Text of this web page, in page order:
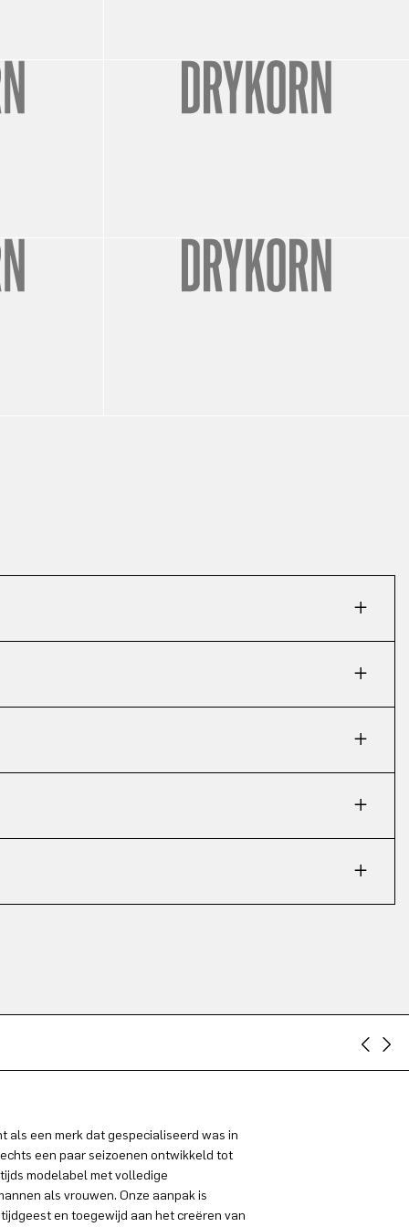
als een merk dat gespecialiseerd was in
een paar seizoenen ontwikkeld tot
modelabel met volledige
als vrouwen. Onze aanpak is
en toegewijd aan het creëren van